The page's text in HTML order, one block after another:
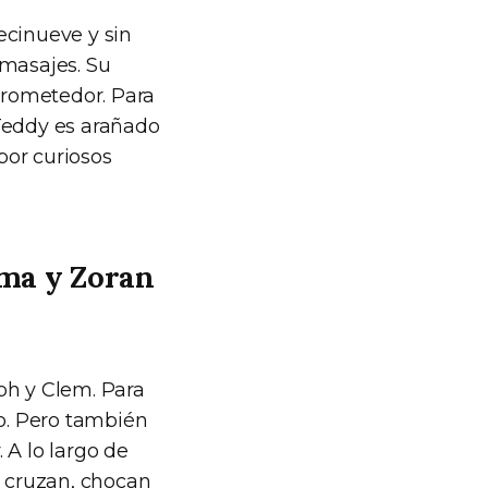
y sin
Su
Para
es arañado
curiosos
y Zoran
y Clem. Para
Pero también
lo largo de
chocan